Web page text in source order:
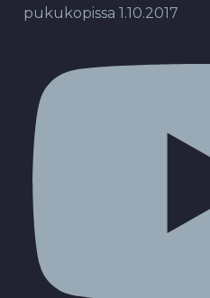
pukukopissa 1.10.2017